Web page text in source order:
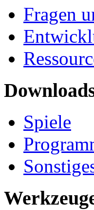
Fragen
Spiele